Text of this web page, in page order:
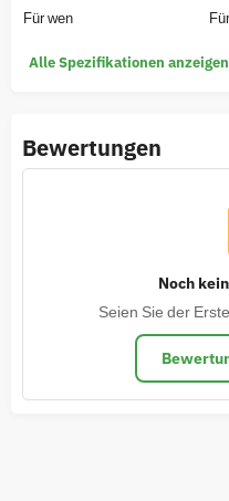
Für wen
Alle Spezifikationen anzeigen
Bewertungen
Noch
Seien Sie der